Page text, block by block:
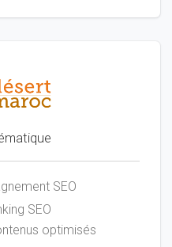
SEO
SEO
optimisés